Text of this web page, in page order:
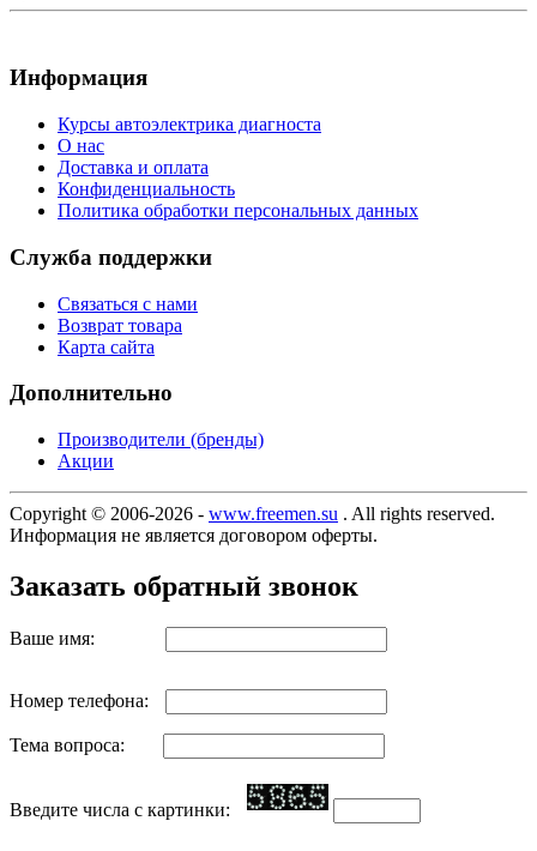
Информация
Курсы автоэлектрика диагноста
О нас
Доставка и оплата
Конфиденциальность
Политика обработки персональных данных
Служба поддержки
Связаться с нами
Возврат товара
Карта сайта
Дополнительно
Производители (бренды)
Акции
Copyright © 2006-2026 - www.freemen.su . All rights reserved.
Информация не является договором оферты.
Заказать обратный звонок
Ваше имя:
Номер телефона:
Тема вопроса:
Введите числа с картинки: